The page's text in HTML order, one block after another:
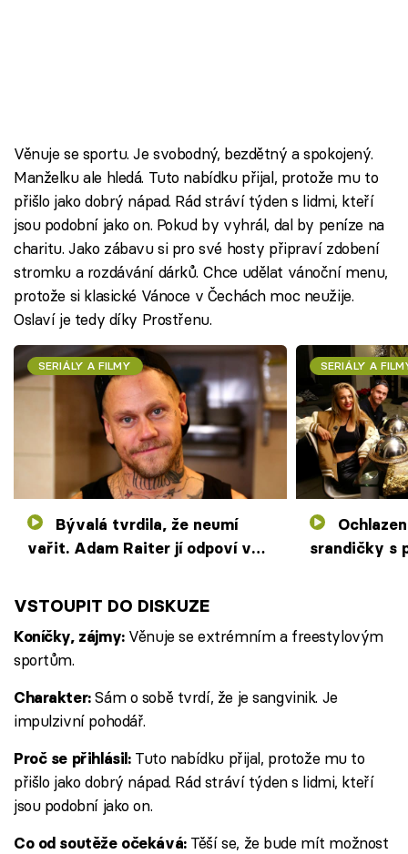
Přihlášení
Věnuje se sportu. Je svobodný, bezdětný a spokojený.
Manželku ale hledá. Tuto nabídku přijal, protože mu to
přišlo jako dobrý nápad. Rád stráví týden s lidmi, kteří
jsou podobní jako on. Pokud by vyhrál, dal by peníze na
charitu. Jako zábavu si pro své hosty připraví zdobení
stromku a rozdávání dárků. Chce udělat vánoční menu,
protože si klasické Vánoce v Čechách moc neužije.
Oslaví je tedy díky Prostřenu.
SERIÁLY A FILMY
vařit. Adam Raiter jí odpoví v
SERIÁLY A
srandičky s
VSTOUPIT DO DISKUZE
Koníčky, zájmy:Věnuje se extrémním a freestylovým
sportům.
Charakter:Sám o sobě tvrdí, že je sangvinik. Je
impulzivní pohodář.
Proč se přihlásil:Tuto nabídku přijal, protože mu to
přišlo jako dobrý nápad. Rád stráví týden s lidmi, kteří
jsou podobní jako on.
Co od soutěže očekává:Těší se, že bude mít možnost